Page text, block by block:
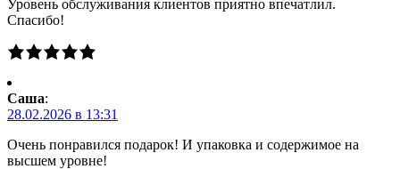
Уровень обслуживания клиентов приятно впечатлил.
Спасибо!
Саша:
28.02.2026 в 13:31
Очень понравился подарок! И упаковка и содержимое на
высшем уровне!